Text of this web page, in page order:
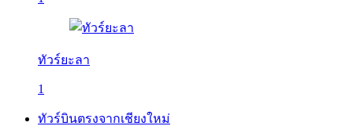
ทัวร์ยะลา
1
ทัวร์บินตรงจากเชียงใหม่